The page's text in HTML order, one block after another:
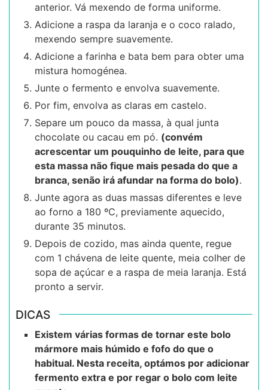
anterior. Vá mexendo de forma uniforme.
Adicione a raspa da laranja e o coco ralado,
mexendo sempre suavemente.
Adicione a farinha e bata bem para obter uma
mistura homogénea.
Junte o fermento e envolva suavemente.
Por fim, envolva as claras em castelo.
Separe um pouco da massa, à qual junta
chocolate ou cacau em pó. (convém
acrescentar um pouquinho de leite, para que
esta massa não fique mais pesada do que a
branca, senão irá afundar na forma do bolo).
Junte agora as duas massas diferentes e leve
ao forno a 180 ºC, previamente aquecido,
durante 35 minutos.
Depois de cozido, mas ainda quente, regue
com 1 chávena de leite quente, meia colher de
sopa de açúcar e a raspa de meia laranja. Está
pronto a servir.
DICAS
Existem várias formas de tornar este bolo
mármore mais húmido e fofo do que o
habitual. Nesta receita, optámos por adicionar
fermento extra e por regar o bolo com leite